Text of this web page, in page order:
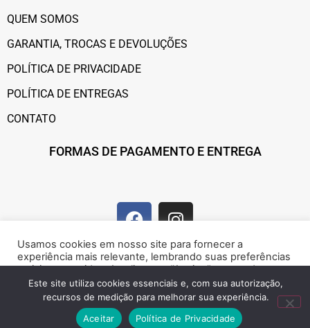
QUEM SOMOS
GARANTIA, TROCAS E DEVOLUÇÕES
POLÍTICA DE PRIVACIDADE
POLÍTICA DE ENTREGAS
CONTATO
FORMAS DE PAGAMENTO E ENTREGA
Marque presença na web!
Usamos cookies em nosso site para fornecer a
experiência mais relevante, lembrando suas preferências
e visitas repetidas. Ao clicar em “Aceitar”, concorda com a
utilização de cookies.
Aceitar
Este site utiliza cookies essenciais e, com sua autorização,
recursos de medição para melhorar sua experiência.
Aceitar
Política de Privacidade